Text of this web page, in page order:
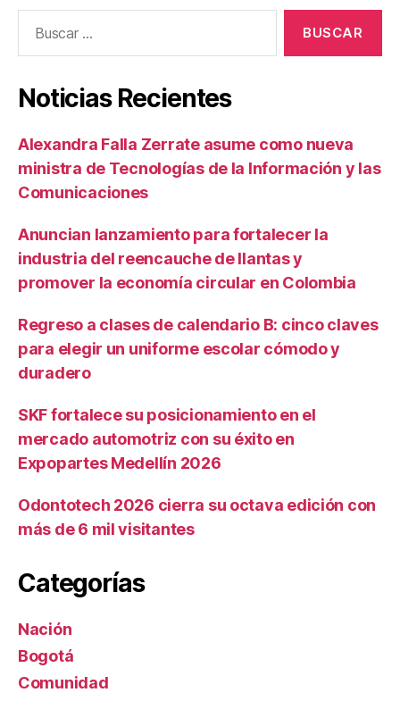
Noticias Recientes
Alexandra Falla Zerrate asume como nueva
ministra de Tecnologías de la Información y las
Comunicaciones
Anuncian lanzamiento para fortalecer la
industria del reencauche de llantas y
promover la economía circular en Colombia
Regreso a clases de calendario B: cinco claves
para elegir un uniforme escolar cómodo y
duradero
SKF fortalece su posicionamiento en el
mercado automotriz con su éxito en
Expopartes Medellín 2026
Odontotech 2026 cierra su octava edición con
más de 6 mil visitantes
Categorías
Nación
Bogotá
Comunidad